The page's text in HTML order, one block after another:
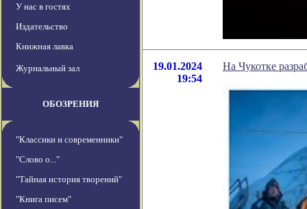
У нас в гостях
Издательство
Книжная лавка
Журнальный зал
ОБОЗРЕНИЯ
"Классики и современники"
"Слово о..."
"Тайная история творений"
"Книга писем"
19.01.2024
19:54
На Чукотке